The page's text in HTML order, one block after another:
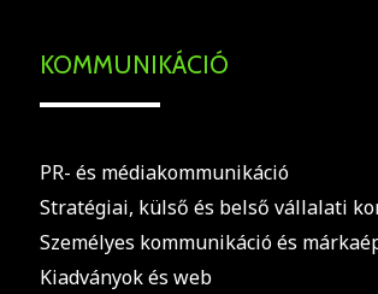
KOMMUNIKÁCIÓ
PR- és médiakommunikáció
Stratégiai, külső és belső vállalati
Személyes kommunikáció és
Kiadványok és web